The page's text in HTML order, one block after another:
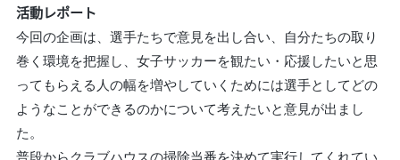
活動レポート
今回の企画は、選手たちで意見を出し合い、自分たちの取り
巻く環境を把握し、女子サッカーを観たい・応援したいと思
ってもらえる人の幅を増やしていくためには選手としてどの
ようなことができるのかについて考えたいと意見が出まし
た。